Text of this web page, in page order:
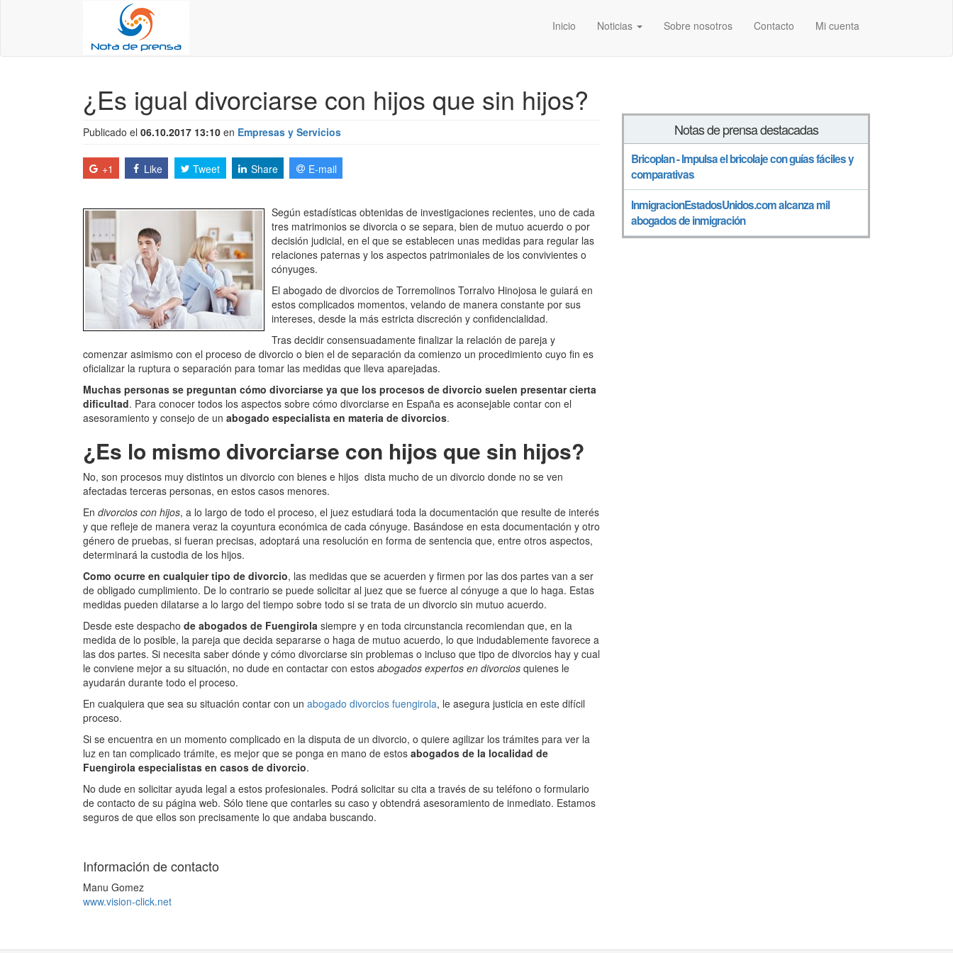
Inicio Noticias Sobre nosotros Contacto Mi cuenta
¿Es igual divorciarse con hijos que sin hijos?
Publicado el 06.10.2017 13:10 en Empresas y Servicios
+1 Like Tweet Share E-mail
Según estadísticas obtenidas de investigaciones recientes, uno de cada
tres matrimonios se divorcia o se separa, bien de mutuo acuerdo o por
decisión judicial, en el que se establecen unas medidas para regular las
relaciones paternas y los aspectos patrimoniales de los convivientes o
cónyuges.
El abogado de divorcios de Torremolinos Torralvo Hinojosa le guiará en
estos complicados momentos, velando de manera constante por sus
intereses, desde la más estricta discreción y confidencialidad.
Tras decidir consensuadamente finalizar la relación de pareja y
comenzar asimismo con el proceso de divorcio o bien el de separación da comienzo un procedimiento cuyo fin es
oficializar la ruptura o separación para tomar las medidas que lleva aparejadas.
Muchas personas se preguntan cómo divorciarse ya que los procesos de divorcio suelen presentar cierta
dificultad. Para conocer todos los aspectos sobre cómo divorciarse en España es aconsejable contar con el
asesoramiento y consejo de un abogado especialista en materia de divorcios.
¿Es lo mismo divorciarse con hijos que sin hijos?
No, son procesos muy distintos un divorcio con bienes e hijos dista mucho de un divorcio donde no se ven
afectadas terceras personas, en estos casos menores.
En divorcios con hijos, a lo largo de todo el proceso, el juez estudiará toda la documentación que resulte de interés
y que refleje de manera veraz la coyuntura económica de cada cónyuge. Basándose en esta documentación y otro
género de pruebas, si fueran precisas, adoptará una resolución en forma de sentencia que, entre otros aspectos,
determinará la custodia de los hijos.
Como ocurre en cualquier tipo de divorcio, las medidas que se acuerden y firmen por las dos partes van a ser
de obligado cumplimiento. De lo contrario se puede solicitar al juez que se fuerce al cónyuge a que lo haga. Estas
medidas pueden dilatarse a lo largo del tiempo sobre todo si se trata de un divorcio sin mutuo acuerdo.
Desde este despacho de abogados de Fuengirola siempre y en toda circunstancia recomiendan que, en la
medida de lo posible, la pareja que decida separarse o haga de mutuo acuerdo, lo que indudablemente favorece a
las dos partes. Si necesita saber dónde y cómo divorciarse sin problemas o incluso que tipo de divorcios hay y cual
le conviene mejor a su situación, no dude en contactar con estos abogados expertos en divorcios quienes le
ayudarán durante todo el proceso.
En cualquiera que sea su situación contar con un abogado divorcios fuengirola, le asegura justicia en este difícil
proceso.
Si se encuentra en un momento complicado en la disputa de un divorcio, o quiere agilizar los trámites para ver la
luz en tan complicado trámite, es mejor que se ponga en mano de estos abogados de la localidad de
Fuengirola especialistas en casos de divorcio.
No dude en solicitar ayuda legal a estos profesionales. Podrá solicitar su cita a través de su teléfono o formulario
de contacto de su página web. Sólo tiene que contarles su caso y obtendrá asesoramiento de inmediato. Estamos
seguros de que ellos son precisamente lo que andaba buscando.
Información de contacto
Manu Gomez
www.vision-click.net
Notas de prensa destacadas
Bricoplan - Impulsa el bricolaje con guías fáciles y
comparativas
InmigracionEstadosUnidos.com alcanza mil
abogados de inmigración